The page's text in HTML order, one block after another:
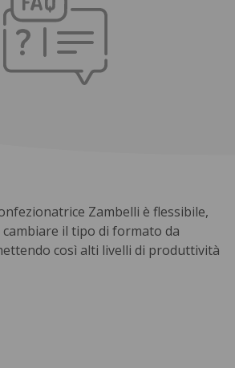
Zambelli è flessibile,
il tipo di formato da
così alti livelli di produttività